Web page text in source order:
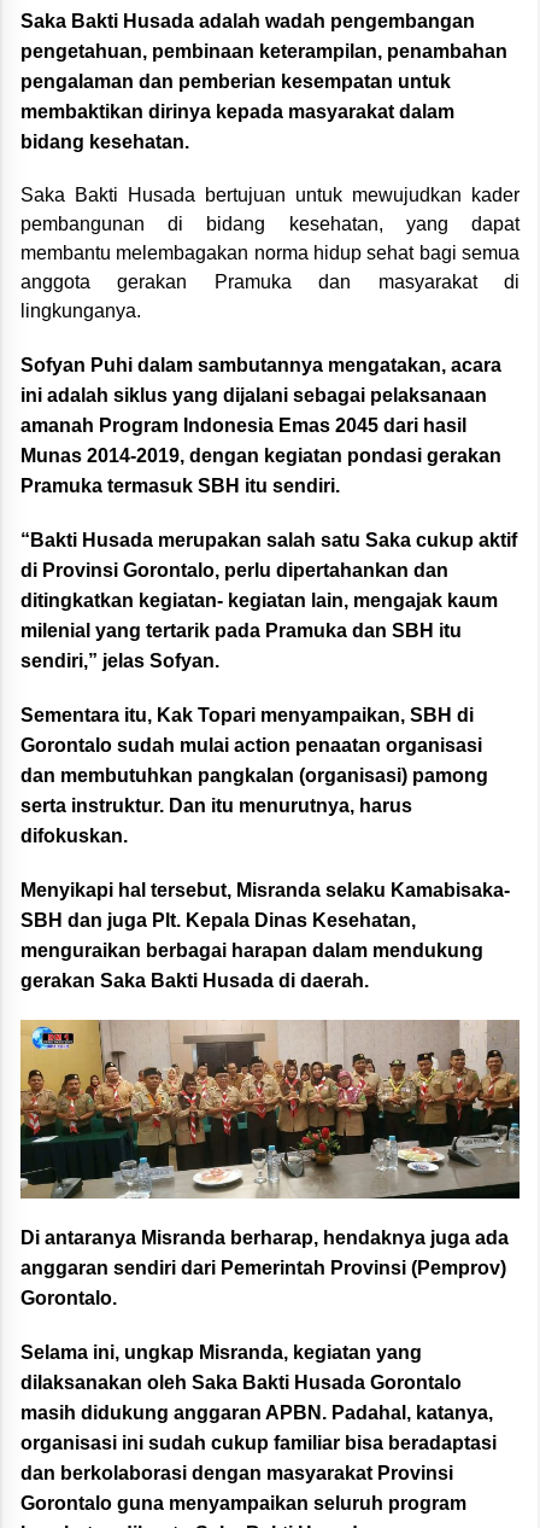
Saka Bakti Husada adalah wadah pengembangan
pengetahuan, pembinaan keterampilan, penambahan
pengalaman dan pemberian kesempatan untuk
membaktikan dirinya kepada masyarakat dalam
bidang kesehatan.
Saka Bakti Husada bertujuan untuk mewujudkan kader
pembangunan di bidang kesehatan, yang dapat
membantu melembagakan norma hidup sehat bagi semua
anggota gerakan Pramuka dan masyarakat di
lingkunganya.
Sofyan Puhi dalam sambutannya mengatakan, acara
ini adalah siklus yang dijalani sebagai pelaksanaan
amanah Program Indonesia Emas 2045 dari hasil
Munas 2014-2019, dengan kegiatan pondasi gerakan
Pramuka termasuk SBH itu sendiri.
“Bakti Husada merupakan salah satu Saka cukup aktif
di Provinsi Gorontalo, perlu dipertahankan dan
ditingkatkan kegiatan- kegiatan lain, mengajak kaum
milenial yang tertarik pada Pramuka dan SBH itu
sendiri,” jelas Sofyan.
Sementara itu, Kak Topari menyampaikan, SBH di
Gorontalo sudah mulai action penaatan organisasi
dan membutuhkan pangkalan (organisasi) pamong
serta instruktur. Dan itu menurutnya, harus
difokuskan.
Menyikapi hal tersebut, Misranda selaku Kamabisaka-
SBH dan juga Plt. Kepala Dinas Kesehatan,
menguraikan berbagai harapan dalam mendukung
gerakan Saka Bakti Husada di daerah.
Di antaranya Misranda berharap, hendaknya juga ada
anggaran sendiri dari Pemerintah Provinsi (Pemprov)
Gorontalo.
Selama ini, ungkap Misranda, kegiatan yang
dilaksanakan oleh Saka Bakti Husada Gorontalo
masih didukung anggaran APBN. Padahal, katanya,
organisasi ini sudah cukup familiar bisa beradaptasi
dan berkolaborasi dengan masyarakat Provinsi
Gorontalo guna menyampaikan seluruh program